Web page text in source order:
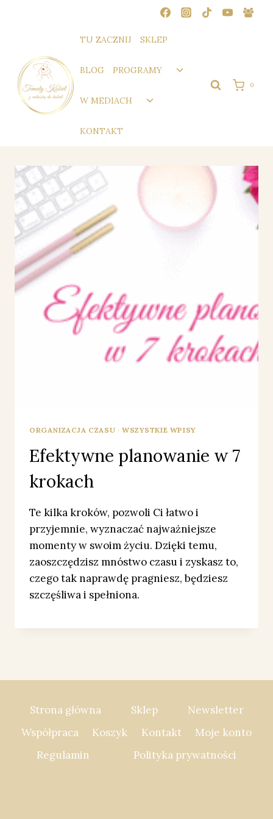
TU ZACZNIJ SKLEP
BLOG PROGRAMY
Przełącz
podrzędne
W MEDIACH
Przełącz
KONTAKT
0
ORGANIZACJA CZASU · WSZYSTKIE WPISY
Efektywne planowanie w 7
krokach
Te kilka kroków, pozwoli Ci łatwo i
przyjemnie, wyznaczać najważniejsze
momenty w swoim życiu. Dzięki temu,
zaoszczędzisz mnóstwo czasu i zyskasz to,
czego tak naprawdę pragniesz, będziesz
szczęśliwa i spełniona.
Strona główna Sklep
Newsletter
Współpraca
Koszyk Kontakt
Moje konto
Regulamin
Polityka prywatności